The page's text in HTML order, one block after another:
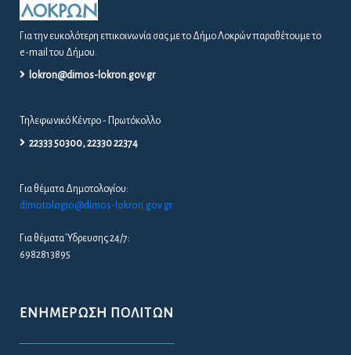
Για την ευκολότερη επικοινωνία σας με το Δήμο Λοκρών παραθέτουμε το
e-mail του Δήμου.
lokron@dimos-lokron.gov.gr
Τηλεφωνικό Κέντρο - Πρωτόκολλο
22333 50300, 22330 22374
Για θέματα Δημοτολογίου:
dimotologio@dimos-lokron.gov.gr
Για θέματα Ύδρευσης 24/7:
6982813895
ΕΝΗΜΈΡΩΣΗ ΠΟΛΙΤΏΝ